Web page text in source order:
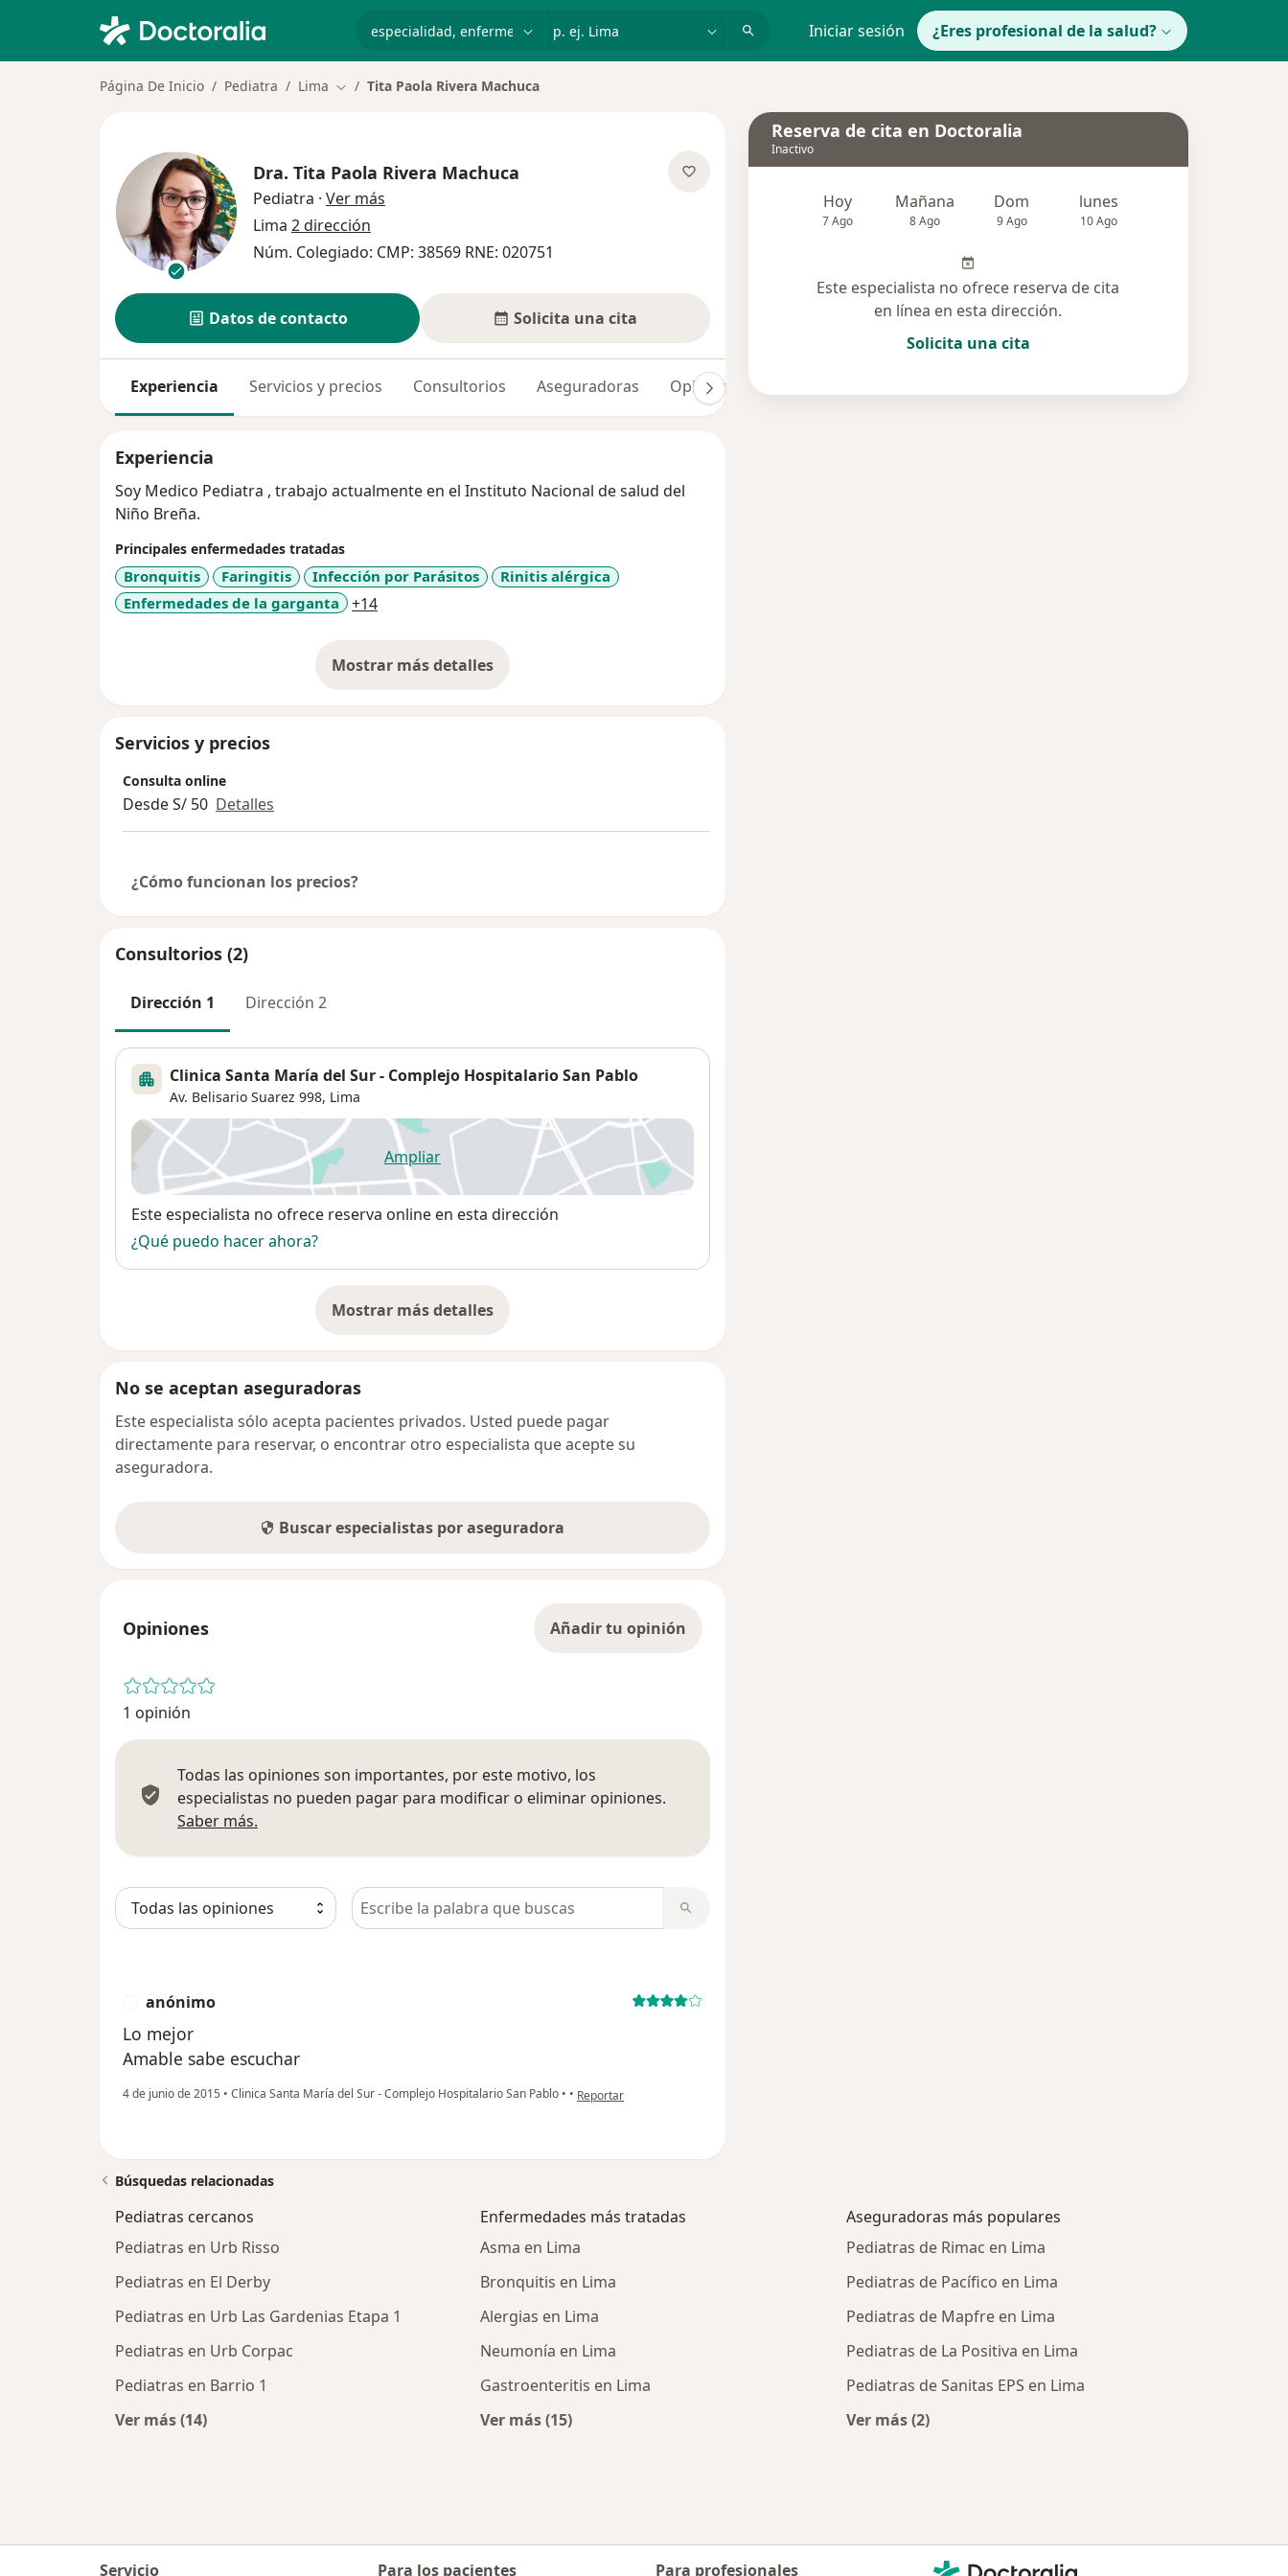
Iniciar sesión ¿Eres profesional de la salud?
Página De Inicio Pediatra Lima Cambiar de ciudad
Tita Paola Rivera Machuca
Dra. Tita Paola Rivera Machuca
Pediatra · Ver más
Lima 2 dirección
Núm. Colegiado: CMP: 38569 RNE: 020751
Datos de contacto Solicita una cita
Experiencia Servicios y precios Consultorios Aseguradoras Opiniones (1)
Experiencia
Soy Medico Pediatra , trabajo actualmente en el Instituto Nacional de salud del
Niño Breña.
Principales enfermedades tratadas
Bronquitis Faringitis Infección por Parásitos
Rinitis alérgica
Enfermedades de la garganta
+14a11y_sr_more_diseases
Mostrar más detalles
sobre la experiencia
Servicios y precios
Consulta online
Desde S/ 50 Detalles
¿Cómo funcionan los precios?
Consultorios (2)
Dirección 1 Dirección 2
Clinica Santa María del Sur - Complejo Hospitalario San Pablo
Av. Belisario Suarez 998, Lima
Ampliarse abre en una nueva pestaña
Disponibilidad
Este especialista no ofrece reserva online en esta dirección
¿Qué puedo hacer ahora?
Mostrar más detalles
sobre la dirección
No se aceptan aseguradoras
Este especialista sólo acepta pacientes privados. Usted puede pagar
directamente para reservar, o encontrar otro especialista que acepte su
aseguradora.
Buscar especialistas por aseguradora
Opiniones Añadir tu opinión
1 opinión
Todas las opiniones son importantes, por este motivo, los
especialistas no pueden pagar para modificar o eliminar opiniones.
Saber más.
Busca en opiniones
anónimo
Lo mejor
Amable sabe escuchar
4 de junio de 2015 • Clinica Santa María del Sur - Complejo Hospitalario San Pablo • • en opinión del usuario anónimo
Reportar
Reserva de cita en Doctoralia
Inactivo
Hoy
7 Ago
Mañana
8 Ago
Dom
9 Ago
lunes
10 Ago
Este especialista no ofrece reserva de cita
en línea en esta dirección.
Solicita una cita
Búsquedas relacionadas
Pediatras cercanos
Pediatras en Urb Risso
Pediatras en El Derby
Pediatras en Urb Las Gardenias Etapa 1
Pediatras en Urb Corpac
Pediatras en Barrio 1
Ver más (14)
Enfermedades más tratadas
Asma en Lima
Bronquitis en Lima
Alergias en Lima
Neumonía en Lima
Gastroenteritis en Lima
Ver más (15)
Aseguradoras más populares
Pediatras de Rimac en Lima
Pediatras de Pacífico en Lima
Pediatras de Mapfre en Lima
Pediatras de La Positiva en Lima
Pediatras de Sanitas EPS en Lima
Ver más (2)
Servicio Para los pacientes Para profesionales Doctoralia - Página de inicio